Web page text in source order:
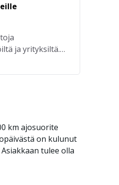
ja yrityksiltä.
km ajosuorite
on kulunut
tulee olla